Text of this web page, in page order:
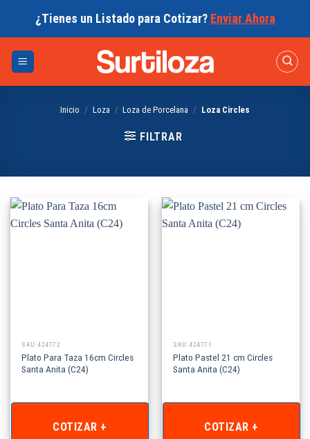
¿Tienes un Listado para Cotizar? Enviar Ahora
Inicio / Loza / Loza de Porcelana / Loza Circles
FILTRAR
SKU: 424772
Plato Para Taza 16cm Circles
Santa Anita (C24)
COTIZAR +
SKU: 424771
Plato Pastel 21 cm Circles
Santa Anita (C24)
COTIZAR +